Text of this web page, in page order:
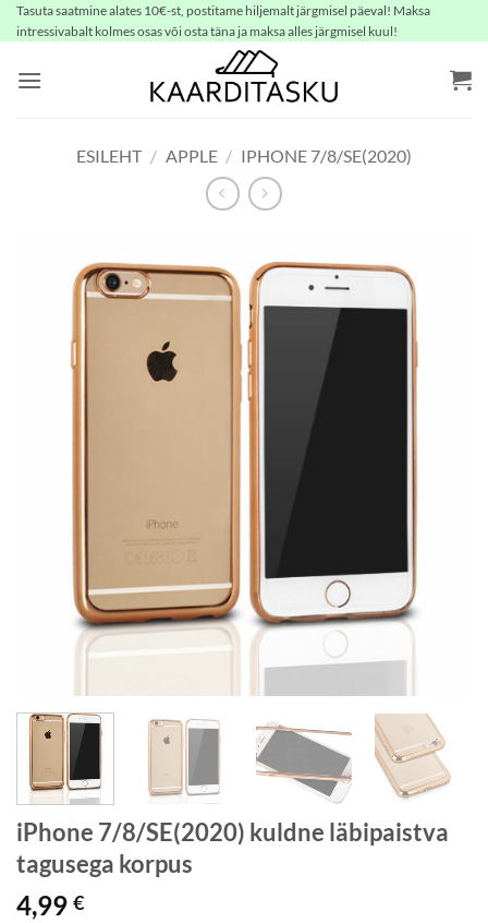
Skip
to
Tasuta saatmine alates 10€-st, postitame hiljemalt järgmisel päeval! Maksa
intressivabalt kolmes osas või osta täna ja maksa alles järgmisel kuul!
ESILEHT / APPLE / IPHONE 7/8/SE(2020)
iPhone 7/8/SE(2020) kuldne läbipaistva
tagusega korpus
4,99 €